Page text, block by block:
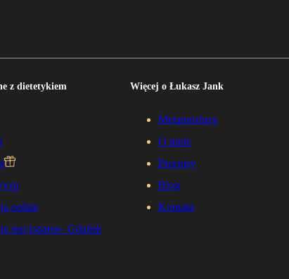
z dietetykiem
online
stacjonarne- Gdańsk
Więcej o Łukasz Jank
Metamorfozy
O mnie
Przepisy
Blog
Kontakt